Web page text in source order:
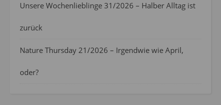
Unsere Wochenlieblinge 31/2026 – Halber Alltag ist
zurück
Nature Thursday 21/2026 – Irgendwie wie April,
oder?